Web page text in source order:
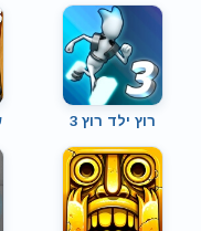
רוץ ילד רוץ 3